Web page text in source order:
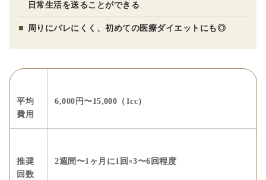
日常生活を送ることができる
周りにバレにくく、初めての医療ダイエットにも◎
平均
費用
6,000円〜15,000（1cc）
推奨
回数
2週間〜1ヶ月に1回×3〜6回程度